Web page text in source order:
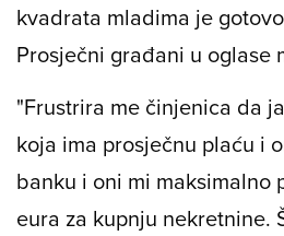
kvadrata mladima je
Prosječni građani u oglase
"Frustrira me činjenica da
koja ima prosječnu plaću i
banku i oni mi maksimalno
eura za kupnju nekretnine.